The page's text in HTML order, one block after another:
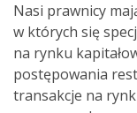
Nasi prawnicy
w których się
na rynku
postępowania
transakcje na